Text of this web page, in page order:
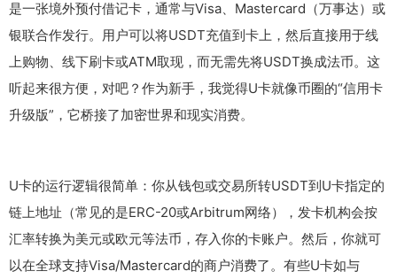
是一张境外预付借记卡，通常与Visa、Mastercard（万事达）或
银联合作发行。用户可以将USDT充值到卡上，然后直接用于线
上购物、线下刷卡或ATM取现，而无需先将USDT换成法币。这
听起来很方便，对吧？作为新手，我觉得U卡就像币圈的“信用卡
升级版”，它桥接了加密世界和现实消费。
U卡的运行逻辑很简单：你从钱包或交易所转USDT到U卡指定的
链上地址（常见的是ERC-20或Arbitrum网络），发卡机构会按
汇率转换为美元或欧元等法币，存入你的卡账户。然后，你就可
以在全球支持Visa/Mastercard的商户消费了。有些U卡如与